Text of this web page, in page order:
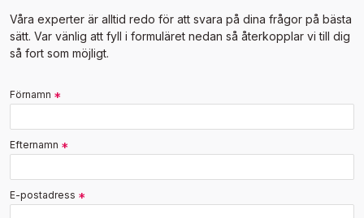
Våra experter är alltid redo för att svara på dina frågor på bästa
sätt. Var vänlig att fyll i formuläret nedan så återkopplar vi till dig
så fort som möjligt.
Förnamn
Efternamn
E-postadress